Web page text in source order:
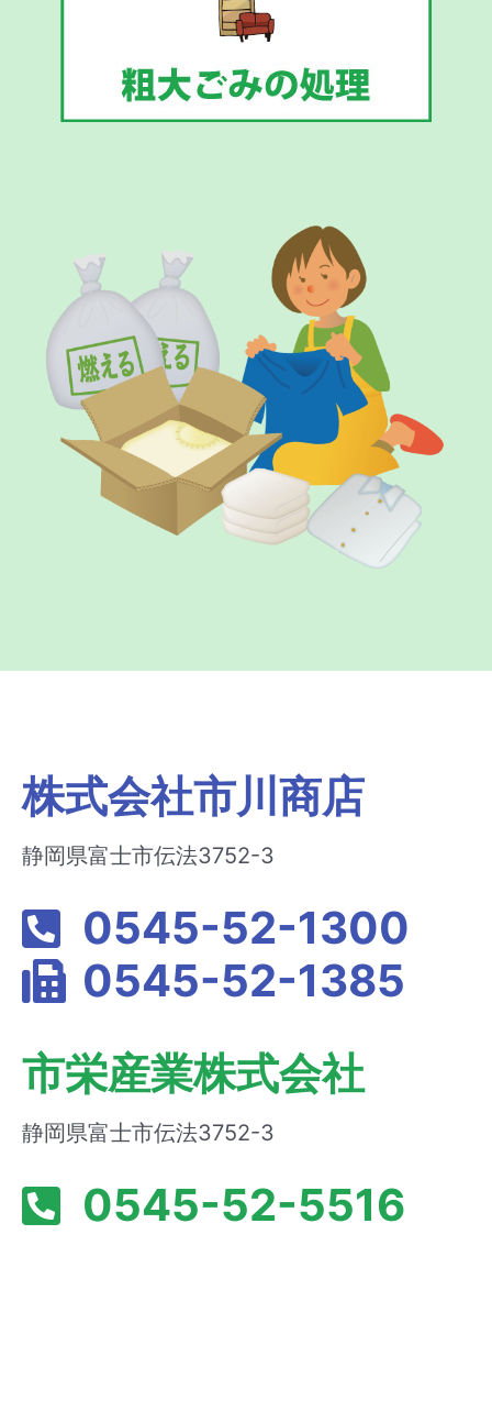
株式会社市川商店
静岡県富士市伝法3752-3
0545-52-1300
0545-52-1385
市栄産業株式会社
静岡県富士市伝法3752-3
0545-52-5516